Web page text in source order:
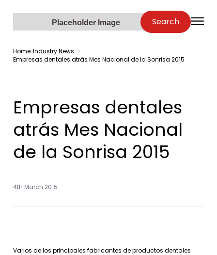
Placeholder Image Search
Home Industry News
Empresas dentales atrás Mes Nacional de la Sonrisa 2015
Empresas dentales
atrás Mes Nacional
de la Sonrisa 2015
4th March 2015
Varios de los principales fabricantes de productos dentales